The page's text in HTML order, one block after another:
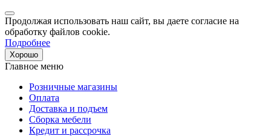
Продолжая использовать наш сайт, вы даете согласие на
обработку файлов cookie.
Подробнее
Хорошо
Главное меню
Розничные магазины
Оплата
Доставка и подъем
Сборка мебели
Кредит и рассрочка